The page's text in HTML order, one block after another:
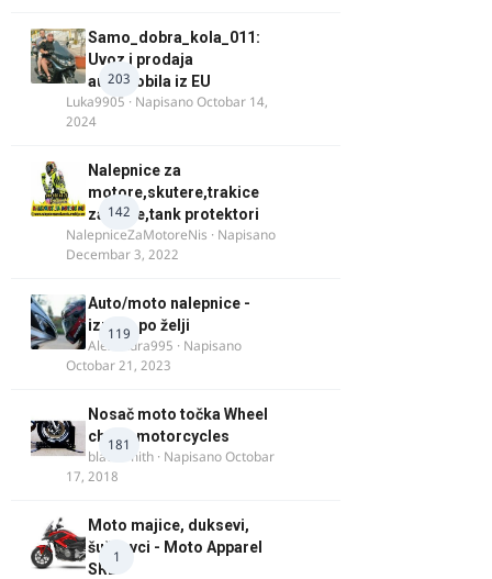
203
Samo_dobra_kola_011:
Uvoz i prodaja
automobila iz EU
Luka9905 · NapisanoOctobar 14,
2024
142
Nalepnice za
motore,skutere,trakice
za felne,tank protektori
NalepniceZaMotoreNis · Napisano
Decembar 3, 2022
119
Auto/moto nalepnice -
izrada po želji
Alexandra995 · Napisano
Octobar 21, 2023
181
Nosač moto točka Wheel
chock motorcycles
blacksmith · NapisanoOctobar
17, 2018
1
Moto majice, duksevi,
šuškavci - Moto Apparel
SRB